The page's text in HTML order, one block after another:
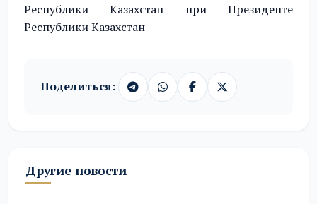
Республики Казахстан при Президенте
Республики Казахстан
Поделиться:
Другие новости